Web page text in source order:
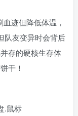
迹但降低体温，
队友变异时会背后
存的硬核生存体
干！
.鼠标